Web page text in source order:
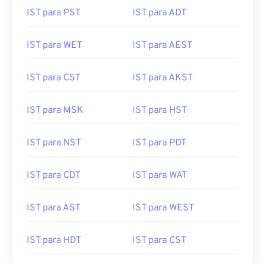
IST para PST IST para ADT
IST para WET IST para AEST
IST para CST IST para AKST
IST para MSK IST para HST
IST para NST IST para PDT
IST para CDT IST para WAT
IST para AST IST para WEST
IST para HDT IST para CST